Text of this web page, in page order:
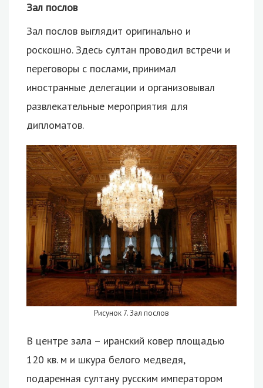
Зал послов
Зал послов выглядит оригинально и
роскошно. Здесь султан проводил встречи и
переговоры с послами, принимал
иностранные делегации и организовывал
развлекательные мероприятия для
дипломатов.
Рисунок 7. Зал послов
В центре зала – иранский ковер площадью
120 кв. м и шкура белого медведя,
подаренная султану русским императором